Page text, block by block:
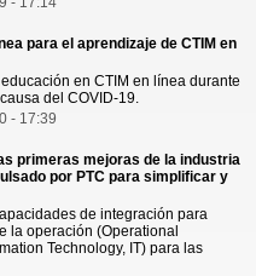
para el aprendizaje de CTIM en
en CTIM en línea durante
del COVID-19.
- 17:39
primeras mejoras de la industria
por PTC para simplificar y
de integración para
la operación (Operational
Technology, IT) para las